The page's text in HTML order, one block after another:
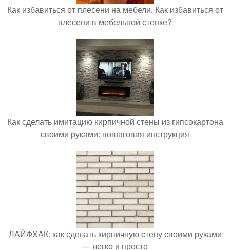
Как избавиться от плесени на мебели. Как избавиться от
плесени в мебельной стенке?
Как сделать имитацию кирпичной стены из гипсокартона
своими руками: пошаговая инструкция
ЛАЙФХАК: как сделать кирпичную стену своими руками
— легко и просто